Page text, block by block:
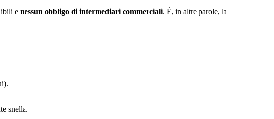
e nessun obbligo di intermediari commerciali. È, in altre parole, la
snella.